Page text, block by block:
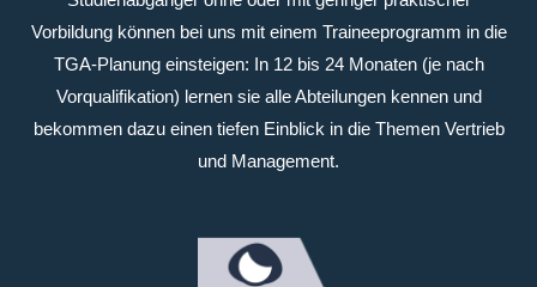
Vorbildung können bei uns mit einem Traineeprogramm in die
TGA-Planung einsteigen: In 12 bis 24 Monaten (je nach
Vorqualifikation) lernen sie alle Abteilungen kennen und
bekommen dazu einen tiefen Einblick in die Themen Vertrieb
und Management.